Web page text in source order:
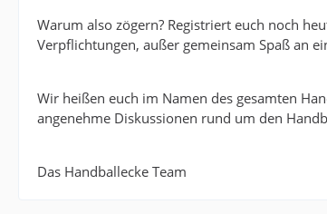
Warum also zögern? Registriert euch noch
Verpflichtungen, außer gemeinsam Spaß an
Wir heißen euch im Namen des gesamten
angenehme Diskussionen rund um den
Das Handballecke Team